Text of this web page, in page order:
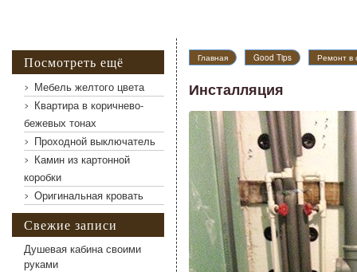
Главная Good Tips Ремонт в
Инсталляция
Инсталляция
Посмотреть ещё
Мебель желтого цвета
Квартира в коричнево-
бежевых тонах
Проходной выключатель
Камин из картонной
коробки
Оригинальная кровать
Свежие записи
Душевая кабина своими
руками